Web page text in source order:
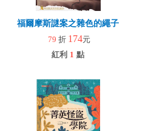
福爾摩斯謎案之雜色的繩子
79 折 174元
紅利 1 點